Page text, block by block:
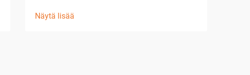
insinööritieteiden tuntemia hankimpia
Näytä lisää